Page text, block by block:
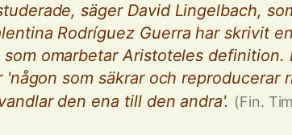
säger David Lingelbach,
Rodríguez Guerra har skrivit
omarbetar Aristoteles definition.
som säkrar och reproducerar
den ena till den andra'. (Fin.